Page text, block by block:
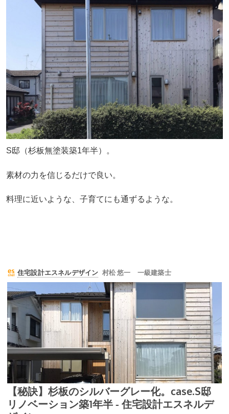
S邸（杉板無塗装築1年半）。
素材の力を信じるだけで良い。
料理に近いような、子育てにも通ずるような。